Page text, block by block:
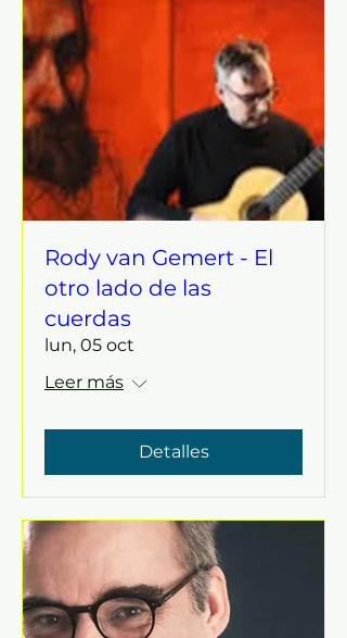
Rody van Gemert - El
otro lado de las
cuerdas
lun, 05 oct
Leer más
Detalles